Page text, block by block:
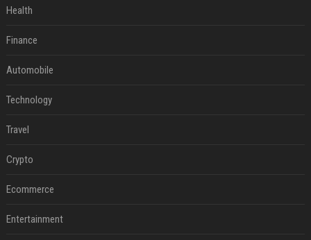
Health
Finance
Automobile
Technology
Travel
Crypto
Ecommerce
Entertainment